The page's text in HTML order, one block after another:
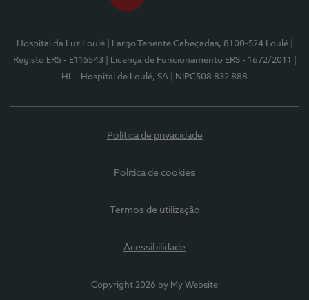
Hospital da Luz Loulé | Largo Tenente Cabeçadas, 8100-524 Loulé
Registo ERS - E115543
| Licença de Funcionamento ERS - 1672/2011
HL - Hospital de Loulé, SA
| NIPC508 832 888
Política de privacidade
Política de cookies
Termos de utilização
Acessibilidade
Copyright 2026 by My Website